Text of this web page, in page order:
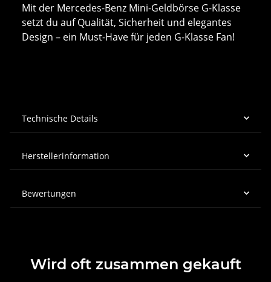
Mit der Mercedes-Benz Mini-Geldbörse G-Klasse
setzt du auf Qualität, Sicherheit und elegantes
Design – ein Must-Have für jeden G-Klasse Fan!
Technische Details
Herstellerinformation
Bewertungen
Wird oft zusammen gekauft